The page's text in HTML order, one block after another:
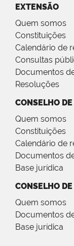
EXTENSÃO
Quem somos
Constituições
Calendário de
Consultas
Documentos
Resoluções
CONSELHO
Quem somos
Constituições
Calendário de
Documentos
Base jurídica
CONSELHO
Quem somos
Documentos
Base jurídica